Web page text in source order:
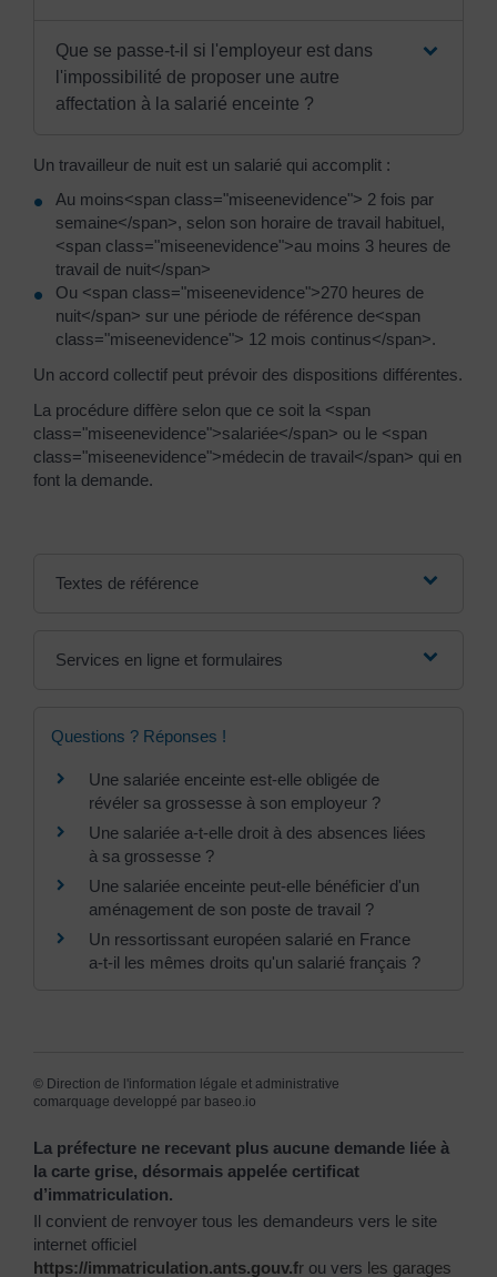
Que se passe-t-il si l'employeur est dans
l'impossibilité de proposer une autre
affectation à la salarié enceinte ?
Un travailleur de nuit est un salarié qui accomplit :
Au moins<span class="miseenevidence"> 2 fois par
semaine</span>, selon son horaire de travail habituel,
<span class="miseenevidence">au moins 3 heures de
travail de nuit</span>
Ou <span class="miseenevidence">270 heures de
nuit</span> sur une période de référence de<span
class="miseenevidence"> 12 mois continus</span>.
Un accord collectif peut prévoir des dispositions différentes.
La procédure diffère selon que ce soit la <span
class="miseenevidence">salariée</span> ou le <span
class="miseenevidence">médecin de travail</span> qui en
font la demande.
Textes de référence
Services en ligne et formulaires
Questions ? Réponses !
Une salariée enceinte est-elle obligée de
révéler sa grossesse à son employeur ?
Une salariée a-t-elle droit à des absences liées
à sa grossesse ?
Une salariée enceinte peut-elle bénéficier d'un
aménagement de son poste de travail ?
Un ressortissant européen salarié en France
a-t-il les mêmes droits qu'un salarié français ?
© Direction de l'information légale et administrative
comarquage developpé par baseo.io
La préfecture ne recevant plus aucune demande liée à
la carte grise, désormais appelée certificat
d’immatriculation.
Il convient de renvoyer tous les demandeurs vers le site
internet officiel
https://immatriculation.ants.gouv.fr ou vers les garages